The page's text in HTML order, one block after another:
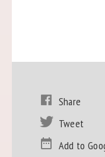
Share
Tweet
Add to